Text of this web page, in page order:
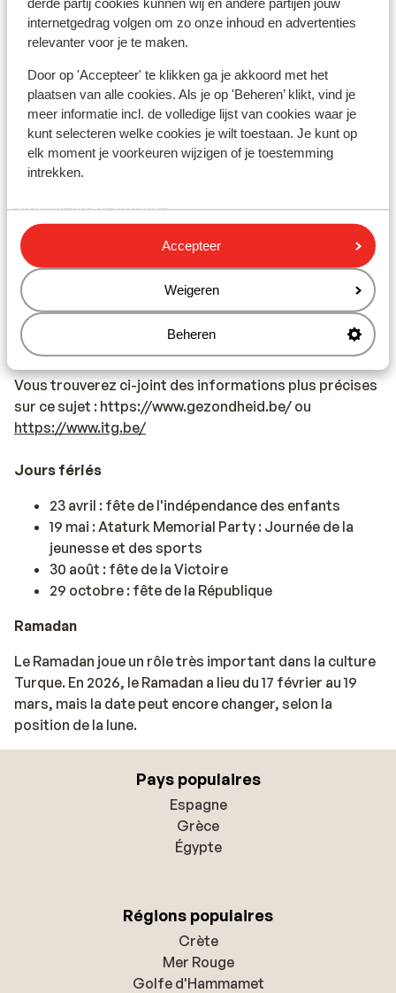
derde partij cookies kunnen wij en andere partijen jouw
internetgedrag volgen om zo onze inhoud en advertenties
relevanter voor je te maken.
Door op 'Accepteer' te klikken ga je akkoord met het
plaatsen van alle cookies. Als je op 'Beheren’ klikt, vind je
meer informatie incl. de volledige lijst van cookies waar je
kunt selecteren welke cookies je wilt toestaan. Je kunt op
elk moment je voorkeuren wijzigen of je toestemming
intrekken.
Accepteer
Weigeren
Beheren
Un GSM belge fonctionne aussi en Turquie. Pour les
sûrcouts de communication éventuels, veuillez vous
Transports en commun
La Turquie a un grand nombre de petites navettes
appelées Dolmus. Il est possible grâce à eux de se
déplacer à bas prix un peu partout.
Documents de voyage
Rendez-vous ici pour obtenir plus
d’informations sur
les documents de voyagenécessaires pour la Turquie.
Pour plus d'information, nous vous invitons à consulter
lesite diplomatique Belge
Vous trouverez ci-joint des informations plus précises
sur ce sujet : https://www.gezondheid.be/ ou
https://www.itg.be/
Jours fériés
23 avril : fête de l'indépendance des enfants
19 mai : Ataturk Memorial Party : Journée de la
jeunesse et des sports
30 août : fête de la Victoire
29 octobre : fête de la République
Ramadan
Le Ramadan joue un rôle très important dans la culture
Turque. En 2026, le Ramadan a lieu du 17 février au 19
mars, mais la date peut encore changer, selon la
position de la lune.
Pays populaires
Espagne
Grèce
Égypte
Régions populaires
Crète
Mer Rouge
Golfe d'Hammamet